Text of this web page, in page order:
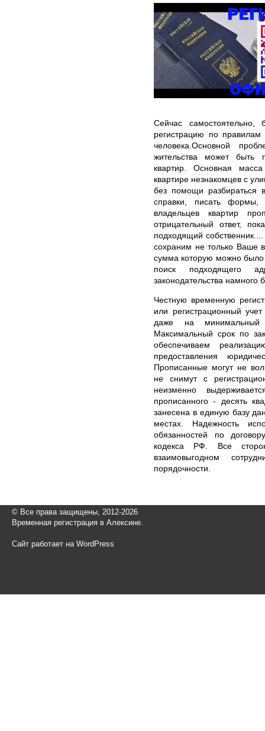
Сейчас самостоятельно,
регистрацию по
человека.Основной
жительства может быть
квартир. Основная
квартире незнакомцев с
без помощи разбираться
справки, писать формы,
владельцев квартир
отрицательный ответ,
подходящий
сохраним не только Ваше
сумма которую можно было
поиск подходящего
законодательства намного
Честную временную
или регистрационный
даже на минимальный
Максимальный срок по
обеспечиваем
предоставления
Прописанные могут не
не снимут с
неизменно
прописанного - десять
занесена в единую базу
местах. Надежность
обязанностей по
кодекса РФ. Все
взаимовыгодном
порядочности.
© Все права защищены, 2012-2026
Временная регистрация в Алексине.
Сайт работает на WordPress